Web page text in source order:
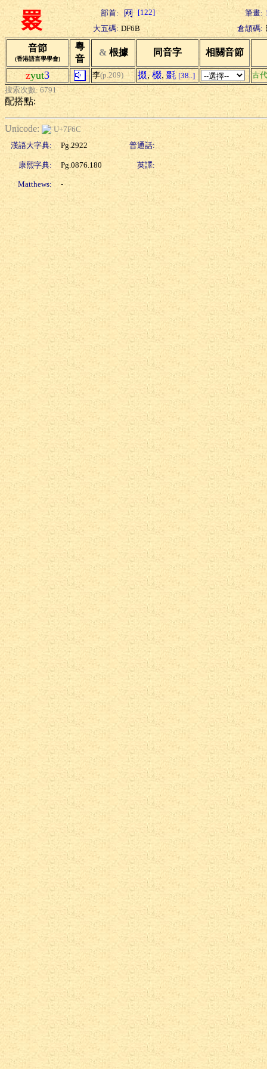
罬 部首: [122] 筆畫:
大五碼: DF6B 倉頡碼:
音節
(香港語言學學會)
粵
音
& 根據 同音字 相關音節
zyut3 李(p.209) 掇, 棳, 毲 [38..]
古
搜索次數: 6791
配搭點:
Unicode:
U+7F6C
漢語大字典:
Pg.2922 普通話:
康熙字典: Pg.0876.180 英譯:
Matthews: -